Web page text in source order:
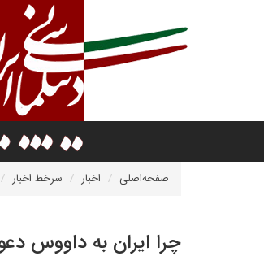
صفحه‌اصلی اخبار سرخط اخبار
چرا ایران به داووس